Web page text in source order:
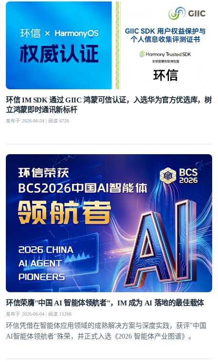
环信 IM SDK 通过 GIIC 鸿蒙可信认证，入选华为官方优选库，树
立鸿蒙即时通讯新标杆
发布于 2026-06-24 | 阅读 6726
环信荣膺"中国 AI 智能体领航者"，IM 成为 AI 落地的最佳载体
发布于 2026-06-04 | 阅读 11266
环信凭借在智能体应用领域的成熟解决方案与深度实践，获评"中国
AI智能体领航者"殊荣，并正式入选《2026 智能体产业图谱》。